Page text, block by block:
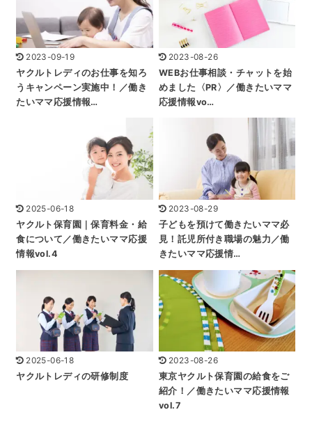
2023-09-19
ヤクルトレディのお仕事を知ろ
うキャンペーン実施中！／働き
たいママ応援情報…
2023-08-26
WEBお仕事相談・チャットを始
めました〈PR〉／働きたいママ
応援情報vo…
2025-06-18
ヤクルト保育園｜保育料金・給
食について／働きたいママ応援
情報vol.4
2023-08-29
子どもを預けて働きたいママ必
見！託児所付き職場の魅力／働
きたいママ応援情…
2025-06-18
ヤクルトレディの研修制度
2023-08-26
東京ヤクルト保育園の給食をご
紹介！／働きたいママ応援情報
vol.7